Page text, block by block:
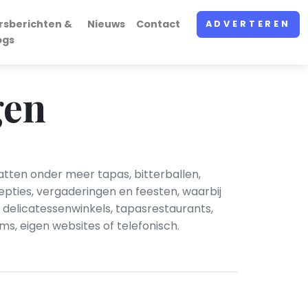
&
Nieuws Contact ADVERTEREN
onder meer tapas, bitterballen,
vergaderingen en feesten, waarbij
tapasrestaurants,
eigen websites of telefonisch.